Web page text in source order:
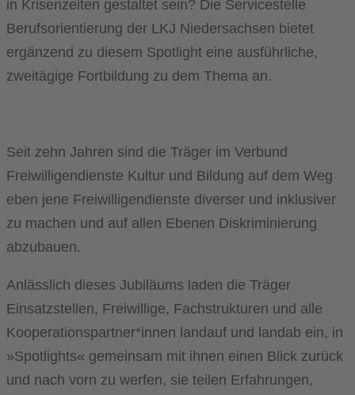
in Krisenzeiten gestaltet sein? Die Servicestelle
Berufsorientierung der LKJ Niedersachsen bietet
ergänzend zu diesem Spotlight eine ausführliche,
zweitägige Fortbildung zu dem Thema an.
Seit zehn Jahren sind die Träger im Verbund
Freiwilligendienste Kultur und Bildung auf dem Weg
eben jene Freiwilligendienste diverser und inklusiver
zu machen und auf allen Ebenen Diskriminierung
abzubauen.
Anlässlich dieses Jubiläums laden die Träger
Einsatzstellen, Freiwillige, Fachstrukturen und alle
Kooperationspartner*innen landauf und landab ein, in
»Spotlights« gemeinsam mit ihnen einen Blick zurück
und nach vorn zu werfen, sie teilen Erfahrungen,